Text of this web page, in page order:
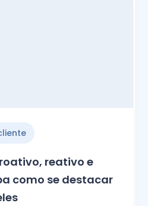
reativo e
como se destacar